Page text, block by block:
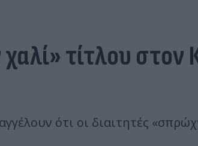
τίτλου στον
ότι οι διαιτητές